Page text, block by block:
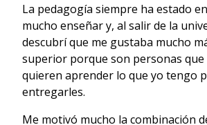
La pedagogía siempre ha estado
mucho enseñar y, al salir de la
descubrí que me gustaba mucho
superior porque son personas
quieren aprender lo que yo tengo
entregarles.
Me motivó mucho la combinación